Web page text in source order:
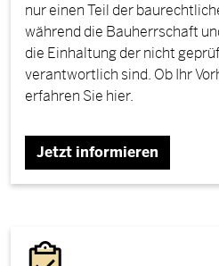
nur einen Teil der
während die Bauherrschaft
die Einhaltung der nicht
verantwortlich sind. Ob Ihr
erfahren Sie hier.
Jetzt informieren